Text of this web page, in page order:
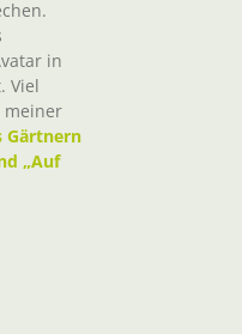
in
Viel
meiner
Gärtnern
„Auf